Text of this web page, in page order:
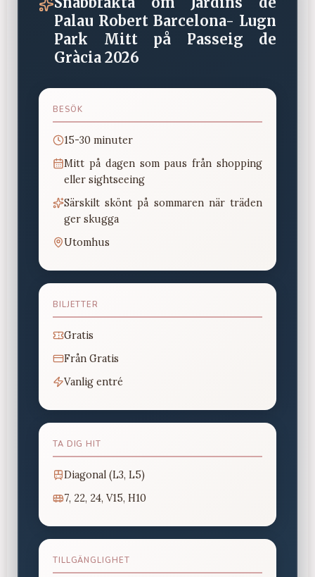
Palau Robert Barcelona- Lugn
Park Mitt på Passeig de
Gràcia 2026
BESÖK
15-30 minuter
Mitt på dagen som paus från shopping
eller sightseeing
Särskilt skönt på sommaren när träden
ger skugga
Utomhus
BILJETTER
Gratis
Från Gratis
Vanlig entré
TA DIG HIT
Diagonal (L3, L5)
7, 22, 24, V15, H10
TILLGÄNGLIGHET